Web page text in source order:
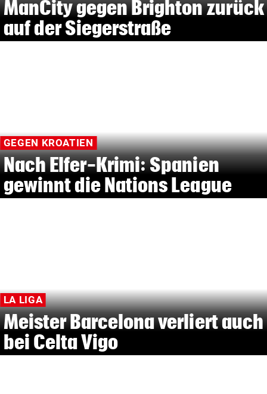
ManCity gegen Brighton zurück
auf der Siegerstraße
GEGEN KROATIEN
Nach Elfer-Krimi: Spanien
gewinnt die Nations League
LA LIGA
Meister Barcelona verliert auch
bei Celta Vigo